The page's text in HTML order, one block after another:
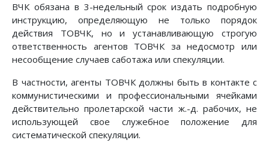
ВЧК обязана в 3-недельный срок издать подробную
инструкцию, определяющую не только порядок
действия ТОВЧК, но и устанавливающую строгую
ответственность агентов ТОВЧК за недосмотр или
несообщение случаев саботажа или спекуляции.
В частности, агенты ТОВЧК должны быть в контакте с
коммунистическими и профессиональными ячейками
действительно пролетарской части ж.-д. рабочих, не
использующей свое служебное положение для
систематической спекуляции.